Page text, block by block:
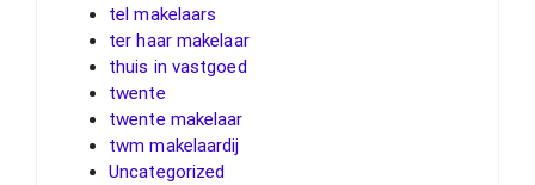
tel makelaars
ter haar makelaar
thuis in vastgoed
twente
twente makelaar
twm makelaardij
Uncategorized